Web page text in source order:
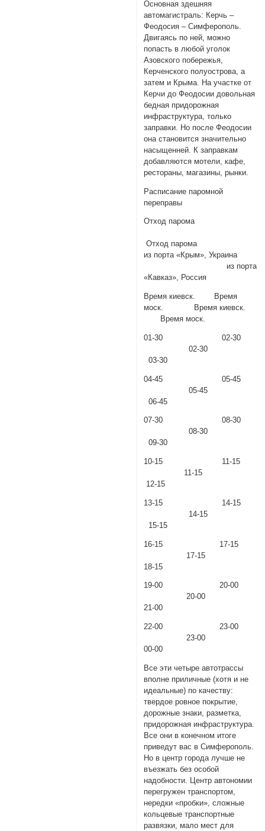
Основная здешняя
автомагистраль: Керчь –
Феодосия – Симферополь.
Двигаясь по ней, можно
попасть в любой уголок
Азовского побережья,
Керченского полуострова, а
затем и Крыма. На участке от
Керчи до Феодосии довольная
бедная придорожная
инфраструктура, только
заправки. Но после Феодосии
она становится значительно
насыщенней. К заправкам
добавляются мотели, кафе,
рестораны, магазины, рынки.
Расписание паромной
переправы
Отход парома
Отход парома
из порта «Крым», Украина
из порта
«Кавказ», Россия
Время киевск. Время
моск. Время киевск.
Время моск.
01-30 02-30
02-30
03-30
04-45 05-45
05-45
06-45
07-30 08-30
08-30
09-30
10-15 11-15
11-15
12-15
13-15 14-15
14-15
15-15
16-15 17-15
17-15
18-15
19-00 20-00
20-00
21-00
22-00 23-00
23-00
00-00
Все эти четыре автотрассы
вполне приличные (хотя и не
идеальные) по качеству:
твердое ровное покрытие,
дорожные знаки, разметка,
придорожная инфраструктура.
Все они в конечном итоге
приведут вас в Симферополь.
Но в центр города лучше не
въезжать без особой
надобности. Центр автономии
перегружен транспортом,
нередки «пробки», сложные
кольцевые транспортные
развязки, мало мест для